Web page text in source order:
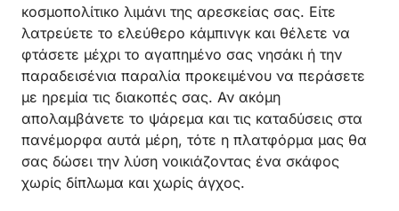
κοσμοπολίτικο λιμάνι της αρεσκείας σας. Είτε
λατρεύετε το ελεύθερο κάμπινγκ και θέλετε να
φτάσετε μέχρι το αγαπημένο σας νησάκι ή την
παραδεισένια παραλία προκειμένου να περάσετε
με ηρεμία τις διακοπές σας. Αν ακόμη
απολαμβάνετε το ψάρεμα και τις καταδύσεις στα
πανέμορφα αυτά μέρη, τότε η πλατφόρμα μας θα
σας δώσει την λύση νοικιάζοντας ένα σκάφος
χωρίς δίπλωμα και χωρίς άγχος.